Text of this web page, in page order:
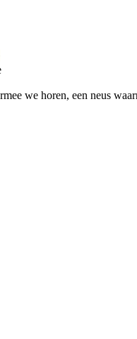
we horen, een neus